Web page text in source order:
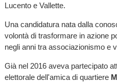
Lucento e Vallette.
Una candidatura nata dalla
volontà di trasformare in azione
negli anni tra associazionismo e
Già nel 2016 aveva partecipato
elettorale dell'amica di quartiere